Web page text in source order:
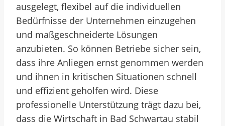
ausgelegt, flexibel auf die individuellen
Bedürfnisse der Unternehmen einzugehen
und maßgeschneiderte Lösungen
anzubieten. So können Betriebe sicher sein,
dass ihre Anliegen ernst genommen werden
und ihnen in kritischen Situationen schnell
und effizient geholfen wird. Diese
professionelle Unterstützung trägt dazu bei,
dass die Wirtschaft in Bad Schwartau stabil